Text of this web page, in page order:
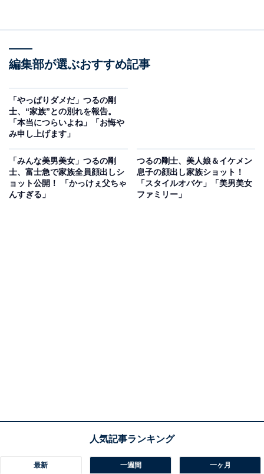
編集部が選ぶおすすめ記事
「やっぱりダメだ」つるの剛
士、“家族”との別れを報告。
「本当につらいよね」「お悔や
み申し上げます」
「みんな美男美女」つるの剛
士、富士急で家族全員顔出しシ
ョット公開！ 「かっけぇ父ちゃ
んすぎる」
つるの剛士、美人娘＆イケメン
息子の顔出し家族ショット！
「スタイルオバケ」「美男美女
ファミリー」
最新 一週間 一ヶ月